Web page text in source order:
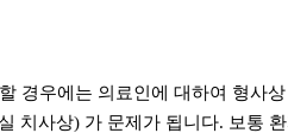
경우에는 의료인에 대하여 형사상
치사상) 가 문제가 됩니다. 보통